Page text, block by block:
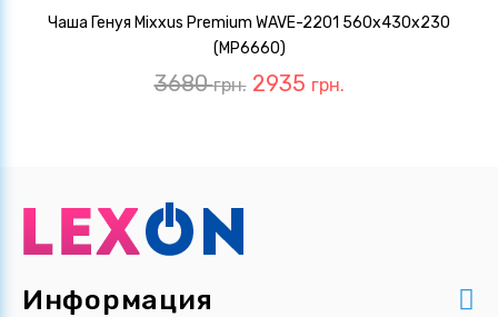
Чаша Генуя Mixxus Premium WAVE-2201 560x430x230
(MP6660)
3680грн. 2935 грн.
Информация